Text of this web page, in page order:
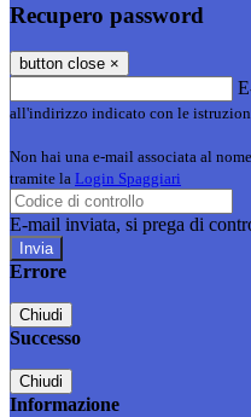
Recupero password
button close ×
all'indirizzo indicato con le
Non hai una e-mail associata al
tramite la Login Spaggiari
E-mail inviata, si prega di
Errore
Chiudi
Successo
Chiudi
Informazione